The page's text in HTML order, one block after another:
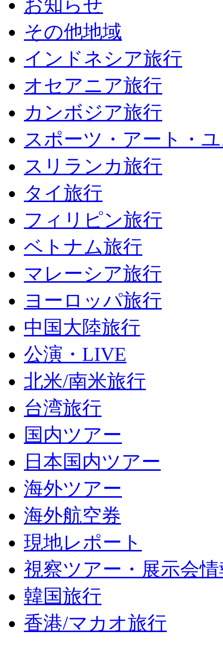
お知らせ
その他地域
インドネシア旅行
オセアニア旅行
カンボジア旅行
スポーツ・アート・
スリランカ旅行
タイ旅行
フィリピン旅行
ベトナム旅行
マレーシア旅行
ヨーロッパ旅行
中国大陸旅行
公演・LIVE
北米/南米旅行
台湾旅行
国内ツアー
日本国内ツアー
海外ツアー
海外航空券
現地レポート
視察ツアー・展示会
韓国旅行
香港/マカオ旅行